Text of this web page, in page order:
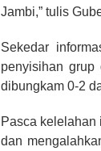
Jambi,” tulis
Sekedar
penyisihan grup
dibungkam 0-2
Pasca kelelahan
dan